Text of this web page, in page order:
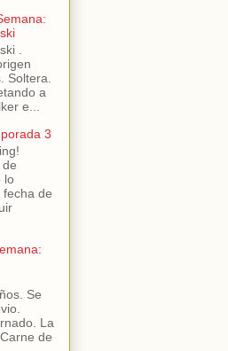
.
Soltera.
a
e...
3
lo
de
Se
La
de